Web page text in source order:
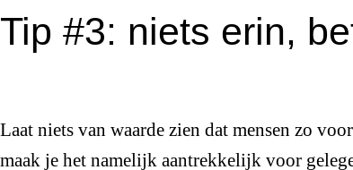
Tip #3: niets erin,
Laat niets van waarde zien dat mensen zo
maak je het namelijk aantrekkelijk voor